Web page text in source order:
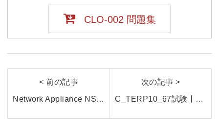
CLO-002 問題集
< 前の記事
Network Appliance NS0-305試験とは？NetApp認定資格の最新情報と効率的な学習方法を紹介
次の記事 >
C_TERP10_67試験丨C_TERP10_67試験問題集の金含有量は高くありませんが、見通しはどうですか？